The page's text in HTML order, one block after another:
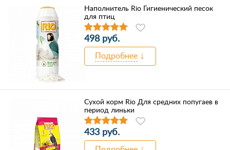
Наполнитель Rio Гигиенический песок
для птиц
498 руб.
Подробнее
Сухой корм Rio Для средних попугаев в
период линьки
433 руб.